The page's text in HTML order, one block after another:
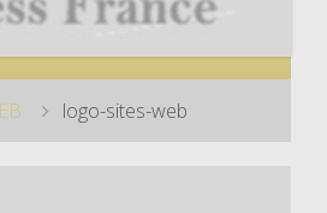
logo-sites-web